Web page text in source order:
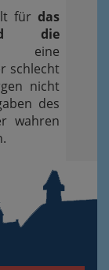
für das
die
schlecht
nicht
des
wahren